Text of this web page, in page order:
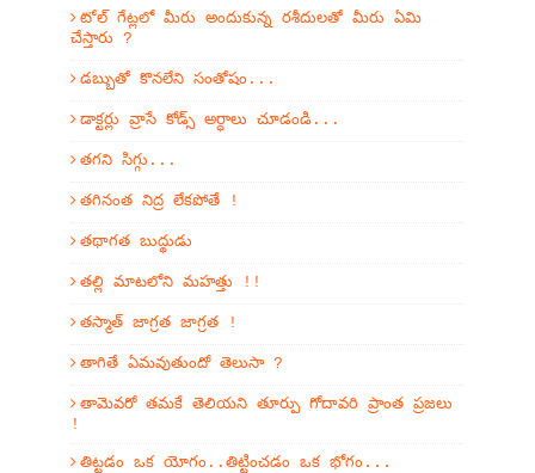
టోల్ గేట్లలో మీరు అందుకున్న రశీదులతో మీరు ఏమి
చేస్తారు ?
డబ్బుతో కొనలేని సంతోషం...
డాక్టర్లు వ్రాసే కోడ్స్ అర్ధాలు చూడండి...
తగని సిగ్గు...
తగినంత నిద్ర లేకపోతే !
తథాగత బుద్థుడు
తల్లి మాటలోని మహత్తు !!
తస్మాత్ జాగ్రత జాగ్రత !
తాగితే ఏమవుతుందో తెలుసా ?
తామెవరో తమకే తెలియని తూర్పు గోదావరి ప్రాంత ప్రజలు
!
తిట్టడం ఒక యోగం..తిట్టించడం ఒక భోగం...